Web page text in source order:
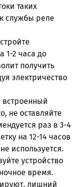
таких
службы реле
1-2 часа до
получить
электричество
не оставляйте
раз в 3-4
на 12-14 часов
используется.
устройство
время.
лишний